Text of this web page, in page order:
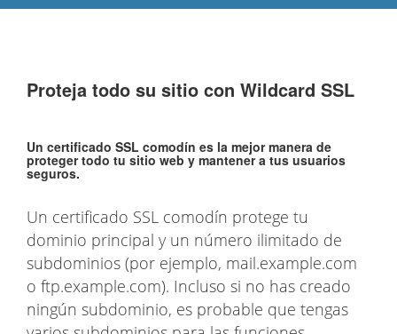
Proteja todo su sitio con Wildcard SSL
Un certificado SSL comodín es la mejor manera de
proteger todo tu sitio web y mantener a tus usuarios
seguros.
Un certificado SSL comodín protege tu
dominio principal y un número ilimitado de
subdominios (por ejemplo, mail.example.com
o ftp.example.com). Incluso si no has creado
ningún subdominio, es probable que tengas